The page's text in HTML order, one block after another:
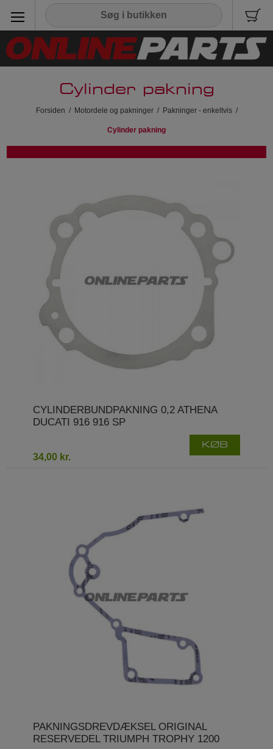
Cylinder pakning
Forsiden / Motordele og pakninger / Pakninger - enkeltvis /
Cylinder pakning
CYLINDERBUNDPAKNING 0,2 ATHENA
DUCATI 916 916 SP
34,00 kr.
KØB
PAKNINGSDREVDÆKSEL ORIGINAL
RESERVEDEL TRIUMPH TROPHY 1200